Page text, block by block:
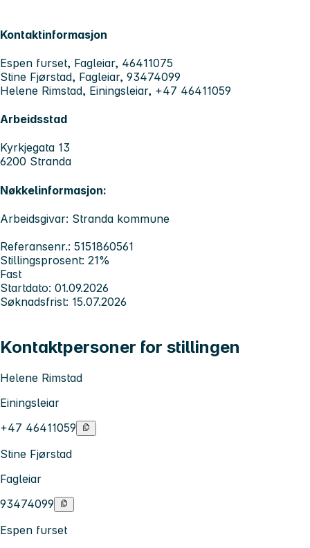
Kontaktinformasjon
Espen furset, Fagleiar, 46411075
Stine Fjørstad, Fagleiar, 93474099
Helene Rimstad, Einingsleiar, +47 46411059
Arbeidsstad
Kyrkjegata 13
6200 Stranda
Nøkkelinformasjon:
Arbeidsgivar: Stranda kommune
Referansenr.: 5151860561
Stillingsprosent: 21%
Fast
Startdato: 01.09.2026
Søknadsfrist: 15.07.2026
Kontaktpersoner for stillingen
Helene Rimstad
Einingsleiar
+47 46411059
Stine Fjørstad
Fagleiar
93474099
Espen furset